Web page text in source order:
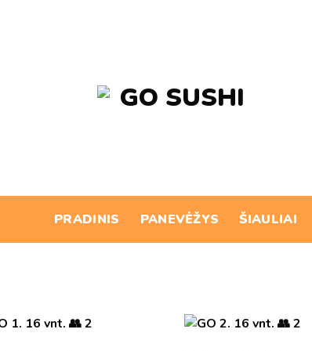
PRADINIS PANEVĖŽYS ŠIAULIAI